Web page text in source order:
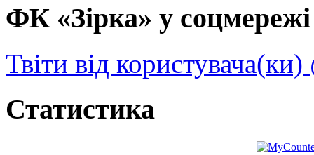
ФК «Зірка» у
Твіти від
Статистика